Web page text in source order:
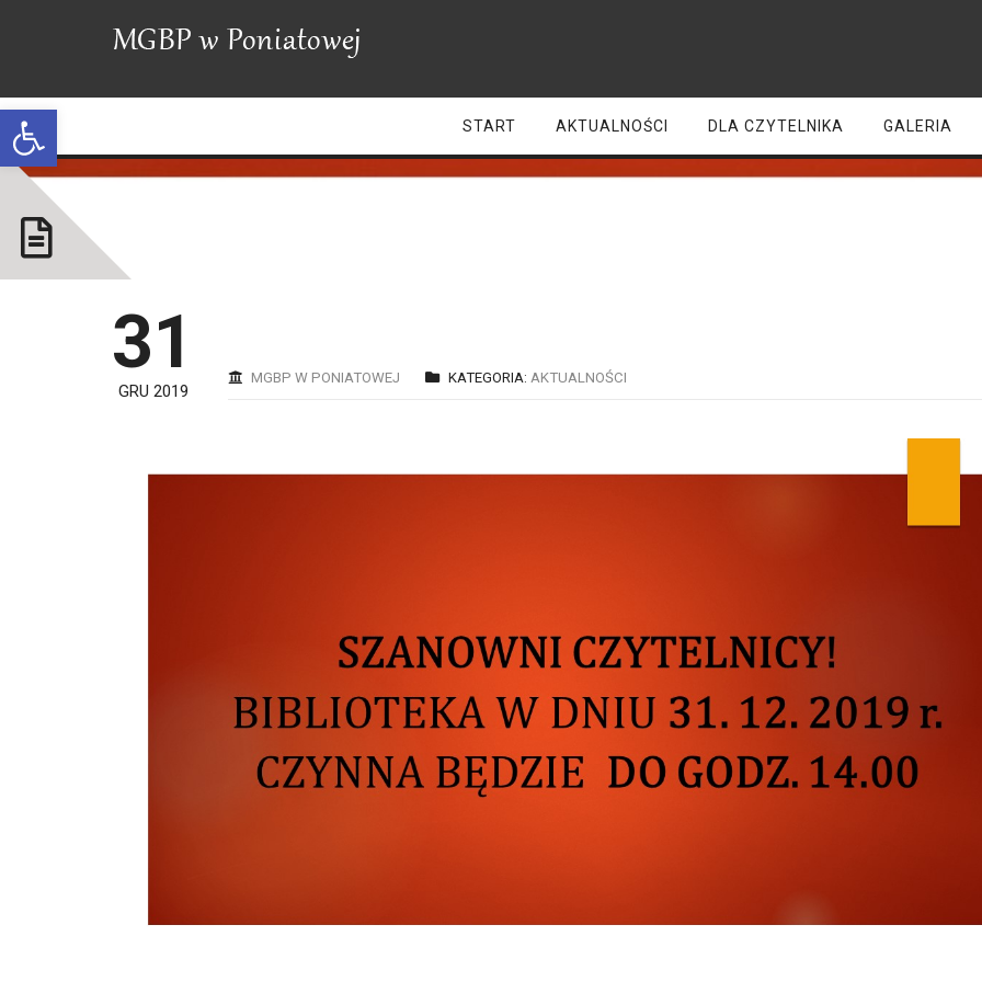
Open toolbar START AKTUALNOŚCI DLA CZYTELNIKA GALERIA
31
GRU 2019
MGBP W PONIATOWEJ KATEGORIA: AKTUALNOŚCI